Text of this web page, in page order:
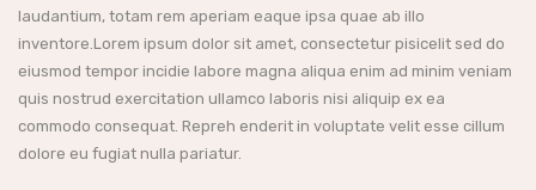
laudantium, totam rem aperiam eaque ipsa quae ab illo
inventore.Lorem ipsum dolor sit amet, consectetur pisicelit sed do
eiusmod tempor incidie labore magna aliqua enim ad minim veniam
quis nostrud exercitation ullamco laboris nisi aliquip ex ea
commodo consequat. Repreh enderit in voluptate velit esse cillum
dolore eu fugiat nulla pariatur.